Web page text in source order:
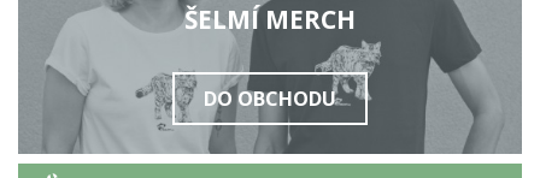
ŠELMÍ MERCH
DO OBCHODU